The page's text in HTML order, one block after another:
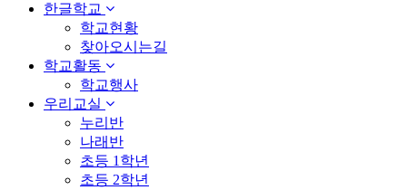
한글학교
학교현황
찾아오시는길
학교활동
학교행사
우리교실
누리반
나래반
초등 1학년
초등 2학년